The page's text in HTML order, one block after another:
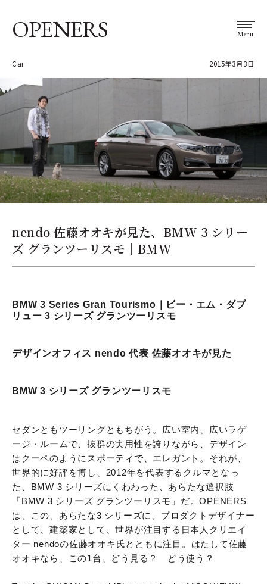
OPENERS Menu
Car 2015年3月3日
nendo 佐藤オオキが見た、BMW 3 シリー
ズ グランツーリスモ｜BMW
BMW 3 Series Gran Tourismo｜ビー・エム・ダブ
リュー 3 シリーズ グランツーリスモ
デザインオフィス nendo 代表 佐藤オオキが見た
BMW 3 シリーズ グランツーリスモ
セダンともツーリングともちがう。広い室内、広いラゲ
ージ・ルームで、抜群の実用性を誇りながら、デザイン
はクーペのようにスポーティで、エレガント。それが、
世界的に好評を博し、2012年を代表するクルマとなっ
た、BMW 3 シリーズにくわわった、あらたな選択肢
「BMW 3 シリーズ グランツーリスモ」だ。OPENERS
は、この、あらたな3 シリーズに、プロダクトデザイナー
として、建築家として、世界が注目する日本人クリエイ
ター nendoの佐藤オオキ氏とともに注目。はたして佐藤
オオキなら、この1台、どう見る？ どう使う？